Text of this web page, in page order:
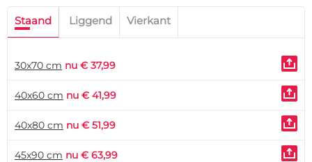
Staand Liggend Vierkant
30x70 cm nu € 37,99
40x60 cm nu € 41,99
40x80 cm nu € 51,99
45x90 cm nu € 63,99